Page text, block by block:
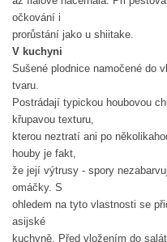
očkování i
prorůstání jako u shiitake.
V kuchyni
Sušené plodnice namočené do
tvaru.
Postrádají typickou houbovou
křupavou texturu,
kterou neztratí ani po
houby je fakt,
že její výtrusy - spory
omáčky. S
ohledem na tyto vlastnosti se
asijské
kuchyně. Před vložením do